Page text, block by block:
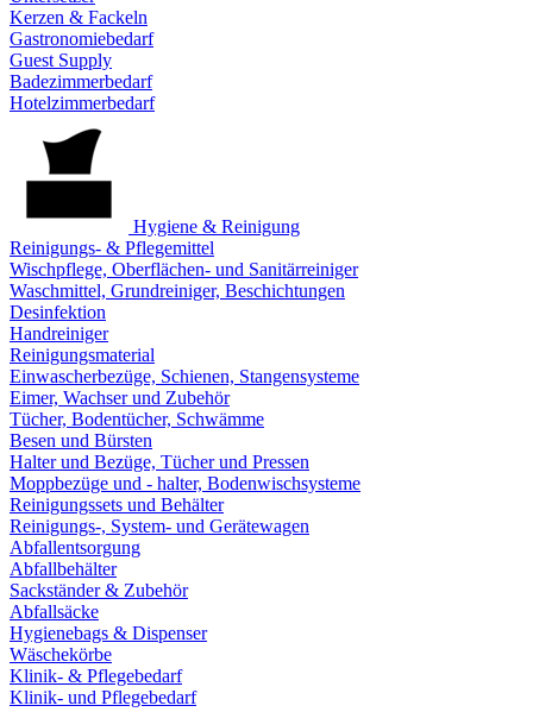
Kerzen & Fackeln
Gastronomiebedarf
Guest Supply
Badezimmerbedarf
Hotelzimmerbedarf
Hygiene & Reinigung
Reinigungs- & Pflegemittel
Wischpflege, Oberflächen- und Sanitärreiniger
Waschmittel, Grundreiniger, Beschichtungen
Desinfektion
Handreiniger
Reinigungsmaterial
Einwascherbezüge, Schienen, Stangensysteme
Eimer, Wachser und Zubehör
Tücher, Bodentücher, Schwämme
Besen und Bürsten
Halter und Bezüge, Tücher und Pressen
Moppbezüge und - halter, Bodenwischsysteme
Reinigungssets und Behälter
Reinigungs-, System- und Gerätewagen
Abfallentsorgung
Abfallbehälter
Sackständer & Zubehör
Abfallsäcke
Hygienebags & Dispenser
Wäschekörbe
Klinik- & Pflegebedarf
Klinik- und Pflegebedarf